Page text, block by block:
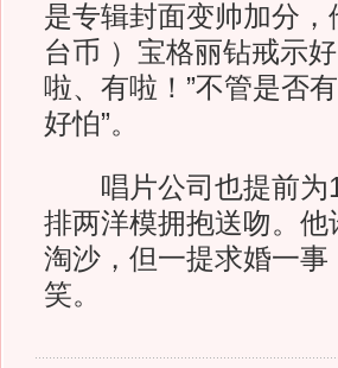
是专辑封面变帅加分
台币 ）宝格丽钻戒示
啦、有啦！”不管是否
好怕”。
唱片公司也提前为
排两洋模拥抱送吻。他
淘沙，但一提求婚一
笑。